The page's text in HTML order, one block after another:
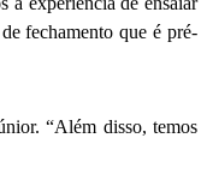
fechamento que é pré-
“Além disso, temos